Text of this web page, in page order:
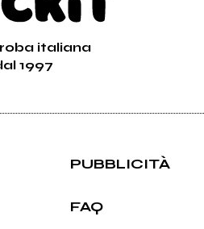
italiana
1997
PUBBLICITÀ
FAQ